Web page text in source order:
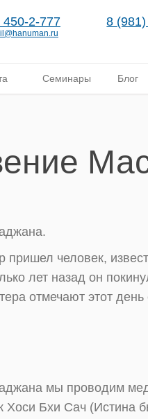
450-2-777 8
Семинары Блог
пришел человек,
лет назад он
отмечают этот
мы проводим
Бхи Сач (Истина